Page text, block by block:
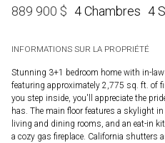
889 900 $ 4 Chambres 4
INFORMATIONS SUR LA PROPRIÉTÉ
Stunning 3+1 bedroom home with in-
featuring approximately 2,775 sq. ft. of
you step inside, you'll appreciate the
has. The main floor features a skylight
living and dining rooms, and an eat-in
a cozy gas fireplace. California shutters